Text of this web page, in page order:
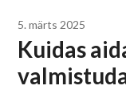
5. märts 2025
Kuidas